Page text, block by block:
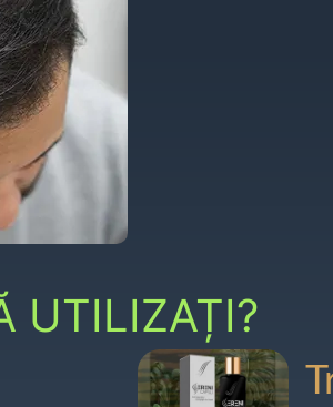
UTILIZAȚI?